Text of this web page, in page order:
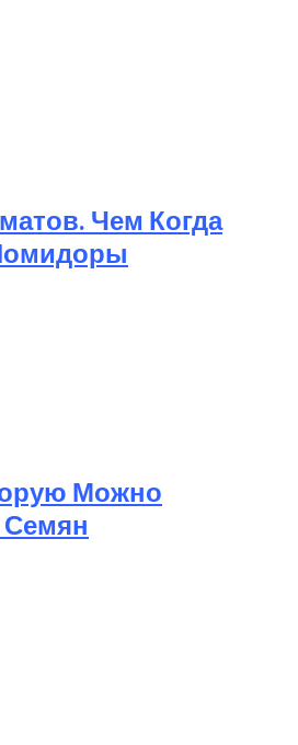
Чем Когда
Можно
Семян